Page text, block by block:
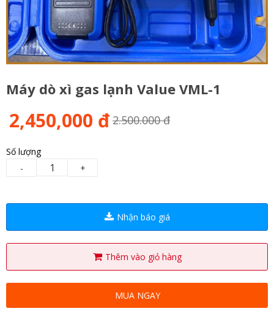
Máy dò xì gas lạnh Value VML-1
2,450,000 đ 2.500.000 đ
Số lượng
-
+
Nhận báo giá
Thêm vào giỏ hàng
MUA NGAY